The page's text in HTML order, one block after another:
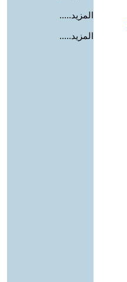
المزيد.....
المزيد.....